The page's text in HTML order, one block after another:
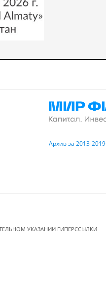
Архив за 2013-
УКАЗАНИИ ГИПЕРССЫЛКИ